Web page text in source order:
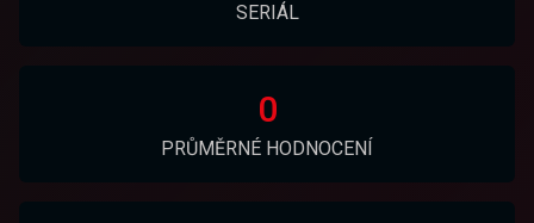
SERIÁL
0
PRŮMĚRNÉ HODNOCENÍ